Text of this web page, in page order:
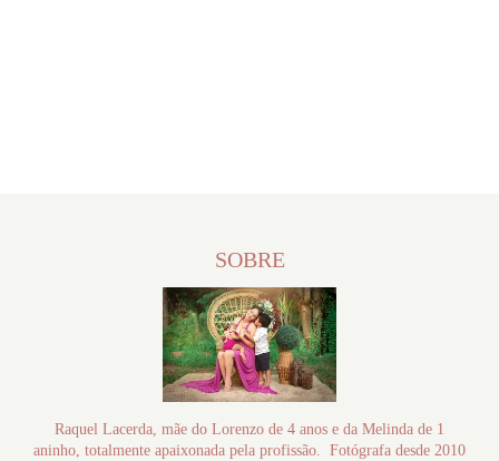
SOBRE
Raquel Lacerda, mãe do Lorenzo de 4 anos e da Melinda de 1
aninho, totalmente apaixonada pela profissão. Fotógrafa desde 2010